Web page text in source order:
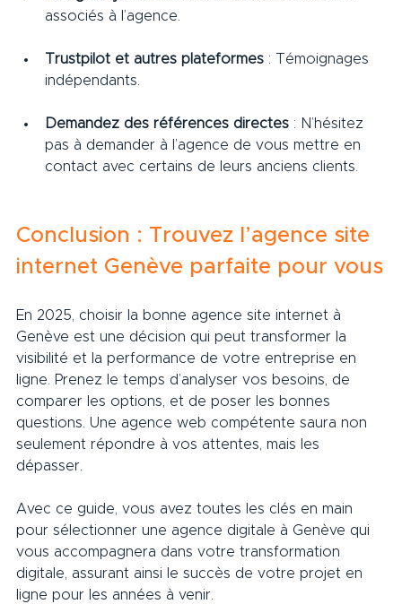
associés à l’agence.
Trustpilot et autres plateformes : Témoignages
indépendants.
Demandez des références directes : N’hésitez
pas à demander à l’agence de vous mettre en
contact avec certains de leurs anciens clients.
Conclusion : Trouvez l’agence site
internet Genève parfaite pour vous
En 2025, choisir la bonne agence site internet à
Genève est une décision qui peut transformer la
visibilité et la performance de votre entreprise en
ligne. Prenez le temps d’analyser vos besoins, de
comparer les options, et de poser les bonnes
questions. Une agence web compétente saura non
seulement répondre à vos attentes, mais les
dépasser.
Avec ce guide, vous avez toutes les clés en main
pour sélectionner une agence digitale à Genève qui
vous accompagnera dans votre transformation
digitale, assurant ainsi le succès de votre projet en
ligne pour les années à venir.